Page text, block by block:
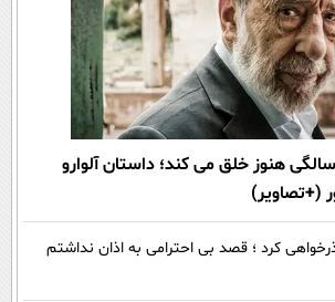
معماری که در 92 سالگی هنوز خلق می کند؛ داستان آلوارو
(+تصاویر)
کرد ؛ قصد بی احترامی به اذان نداشتم